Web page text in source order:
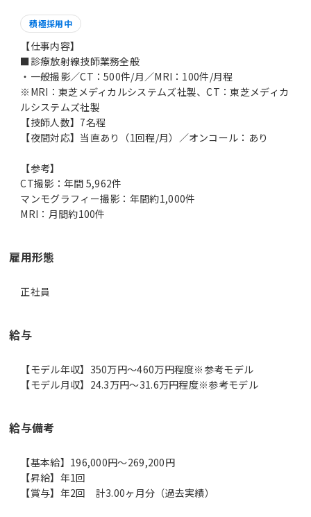
積極採用中
【仕事内容】
■診療放射線技師業務全般
・一般撮影／CT：500件/月／MRI：100件/月程
※MRI：東芝メディカルシステムズ社製、CT：東芝メディカ
ルシステムズ社製
【技師人数】7名程
【夜間対応】当直あり（1回程/月）／オンコール：あり
【参考】
CT撮影：年間 5,962件
マンモグラフィー撮影：年間約1,000件
MRI：月間約100件
雇用形態
正社員
給与
【モデル年収】350万円〜460万円程度※参考モデル
【モデル月収】24.3万円〜31.6万円程度※参考モデル
給与備考
【基本給】196,000円～269,200円
【昇給】年1回
【賞与】年2回 計3.00ヶ月分（過去実績）